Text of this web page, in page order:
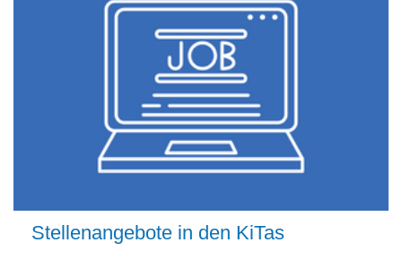
Stellenangebote in den KiTas